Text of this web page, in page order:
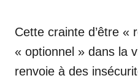
Cette crainte d’être «
« optionnel » dans la
renvoie à des